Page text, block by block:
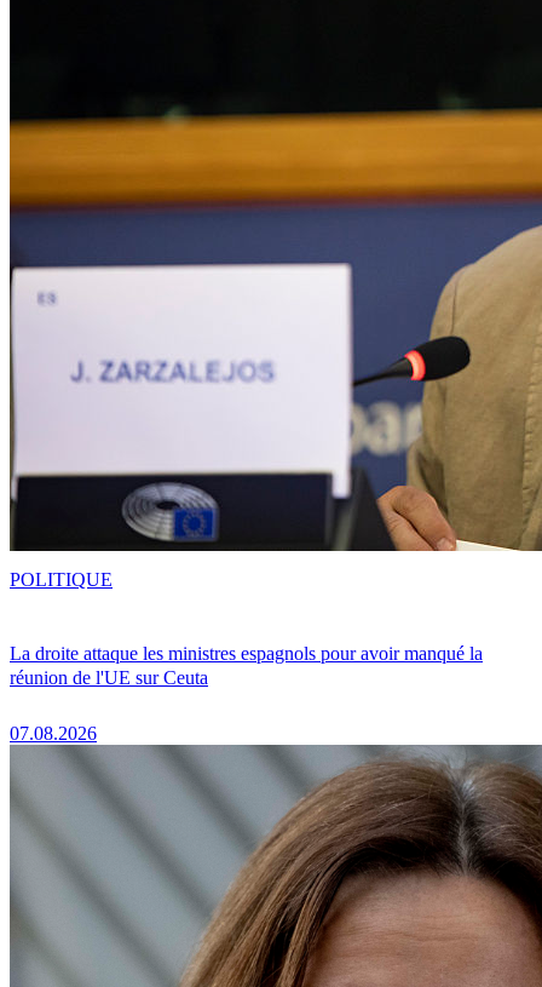
La droite attaque les ministres espagnols pour avoir manqué la
réunion de l'UE sur Ceuta
07.08.2026
POLITIQUE